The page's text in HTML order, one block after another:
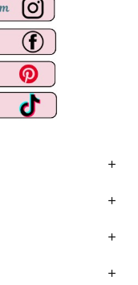



